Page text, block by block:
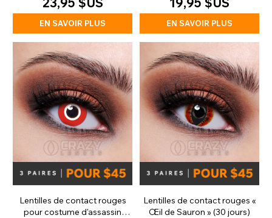
EN SAVOIR PLUS EN SAVOIR PLUS
Lentilles de contact rouges
pour costume d'assassin
Lentilles de contact rouges «
Œil de Sauron » (30 jours)